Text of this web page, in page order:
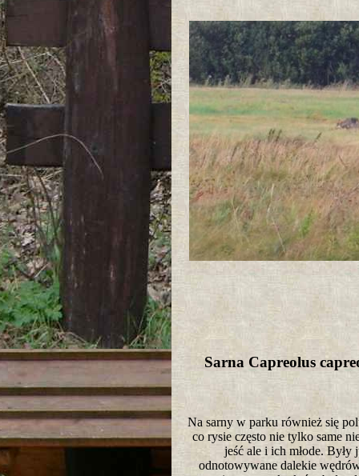
Sarna Capreolus
Na sarny w parku również się
co rysie często nie tylko same
jeść ale i ich młode. Były
odnotowywane dalekie